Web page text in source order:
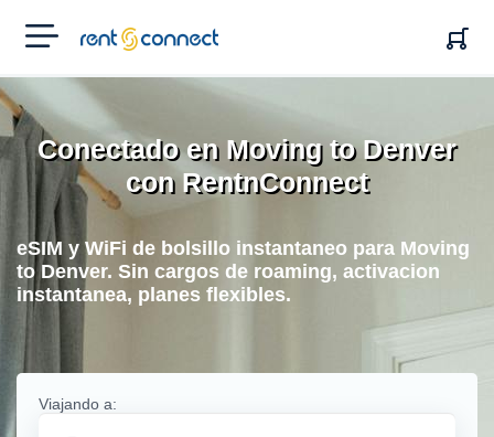
RENT'N
CONNECT
Conectado en Moving to Denver
con RentnConnect
eSIM y WiFi de bolsillo instantaneo para Moving
to Denver. Sin cargos de roaming, activacion
instantanea, planes flexibles.
Viajando a: